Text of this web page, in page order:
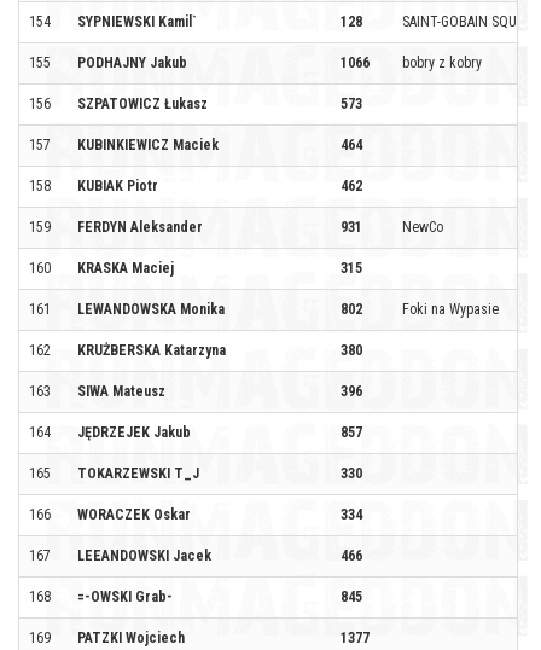
154 SYPNIEWSKI Kamil` 128 SAINT-GOBAIN SQUAD
155 PODHAJNY Jakub 1066 bobry z kobry
156 SZPATOWICZ Łukasz 573
157 KUBINKIEWICZ Maciek 464
158 KUBIAK Piotr 462
159 FERDYN Aleksander 931 NewCo
160 KRASKA Maciej 315
161 LEWANDOWSKA Monika 802 Foki na Wypasie
162 KRUŻBERSKA Katarzyna 380
163 SIWA Mateusz 396
164 JĘDRZEJEK Jakub 857
165 TOKARZEWSKI T_J 330
166 WORACZEK Oskar 334
167 LEEANDOWSKI Jacek 466
168 =-OWSKI Grab- 845
169 PATZKI Wojciech 1377